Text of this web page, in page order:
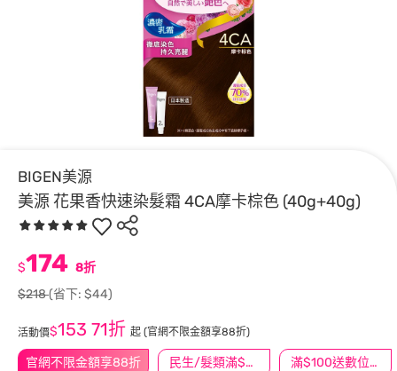
BIGEN美源
美源 花果香快速染髮霜 4CA摩卡棕色 (40g+40g)
官網不限金額享88折 民生/髮類滿$388送舒潔冰巾 滿$100送數位印花
$174 8折
$218(省下: $44)
活動價$153 71折 起 (官網不限金額享88折)